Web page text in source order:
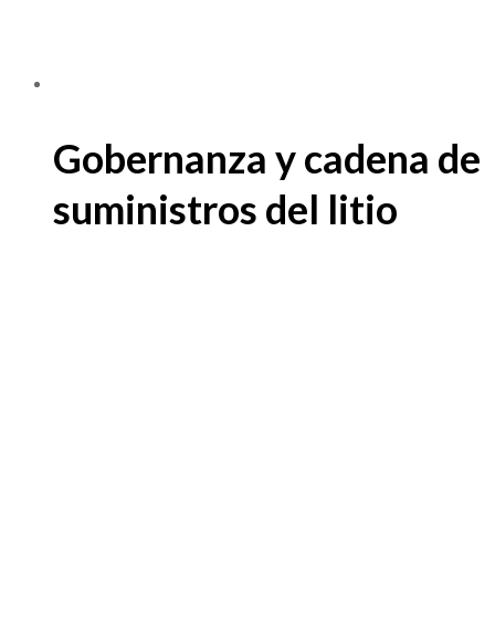
Gobernanza y cadena de
suministros del litio